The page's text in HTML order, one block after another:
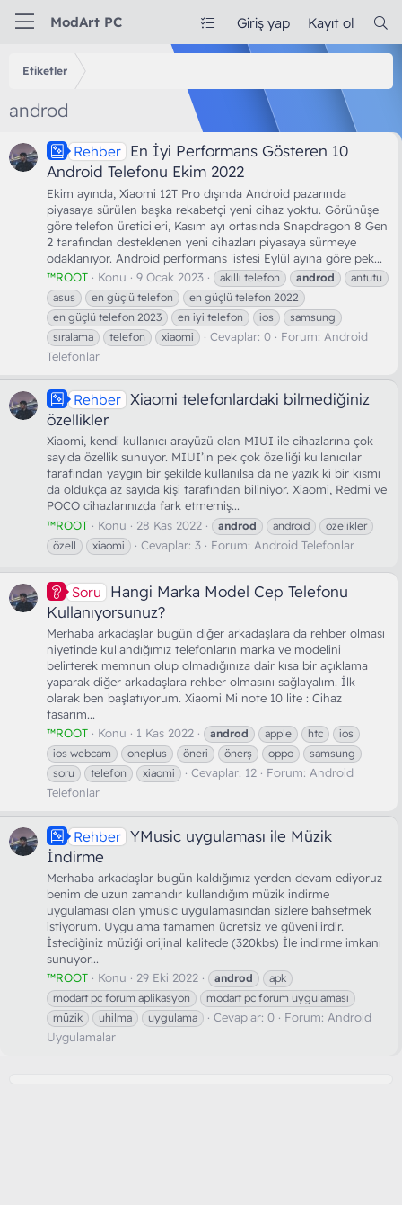
ModArt PC Giriş yap Kayıt ol
Etiketler
androd
Rehber En İyi Performans Gösteren 10
Android Telefonu Ekim 2022
Ekim ayında, Xiaomi 12T Pro dışında Android pazarında
piyasaya sürülen başka rekabetçi yeni cihaz yoktu. Görünüşe
göre telefon üreticileri, Kasım ayı ortasında Snapdragon 8 Gen
2 tarafından desteklenen yeni cihazları piyasaya sürmeye
odaklanıyor. Android performans listesi Eylül ayına göre pek...
™ROOT
Konu 9 Ocak 2023 akıllı telefon androd
antutu
asus
en güçlü telefon
en güçlü telefon 2022
en güçlü telefon 2023
en iyi telefon ios
samsung
sıralama
telefon xiaomi Cevaplar: 0 Forum: Android
Telefonlar
Rehber Xiaomi telefonlardaki bilmediğiniz
özellikler
Xiaomi, kendi kullanıcı arayüzü olan MIUI ile cihazlarına çok
sayıda özellik sunuyor. MIUI’ın pek çok özelliği kullanıcılar
tarafından yaygın bir şekilde kullanılsa da ne yazık ki bir kısmı
da oldukça az sayıda kişi tarafından biliniyor. Xiaomi, Redmi ve
POCO cihazlarınızda fark etmemiş...
™ROOT
Konu 28 Kas 2022 androd android
özelikler
özell
xiaomi Cevaplar: 3 Forum: Android Telefonlar
Soru
Hangi Marka Model Cep Telefonu
Kullanıyorsunuz?
Merhaba arkadaşlar bugün diğer arkadaşlara da rehber olması
niyetinde kullandığımız telefonların marka ve modelini
belirterek memnun olup olmadığınıza dair kısa bir açıklama
yaparak diğer arkadaşlara rehber olmasını sağlayalım. İlk
olarak ben başlatıyorum. Xiaomi Mi note 10 lite : Cihaz
tasarım...
™ROOT
Konu 1 Kas 2022 androd apple htc
ios
ios webcam
oneplus öneri önerş oppo
samsung
soru
telefon xiaomi Cevaplar: 12 Forum: Android
Telefonlar
Rehber YMusic uygulaması ile Müzik
İndirme
Merhaba arkadaşlar bugün kaldığımız yerden devam ediyoruz
benim de uzun zamandır kullandığım müzik indirme
uygulaması olan ymusic uygulamasından sizlere bahsetmek
istiyorum. Uygulama tamamen ücretsiz ve güvenilirdir.
İstediğiniz müziği orijinal kalitede (320kbs) İle indirme imkanı
sunuyor...
™ROOT
Konu 29 Eki 2022 androd
apk
modart pc forum aplikasyon
modart pc forum uygulaması
müzik
uhilma uygulama Cevaplar: 0 Forum: Android
Uygulamalar